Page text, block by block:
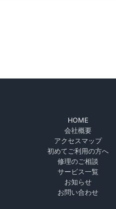
HOME
会社概要
アクセスマップ
初めてご利用の方へ
修理のご相談
サービス一覧
お知らせ
お問い合わせ